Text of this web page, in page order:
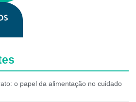
o papel da alimentação no cuidado